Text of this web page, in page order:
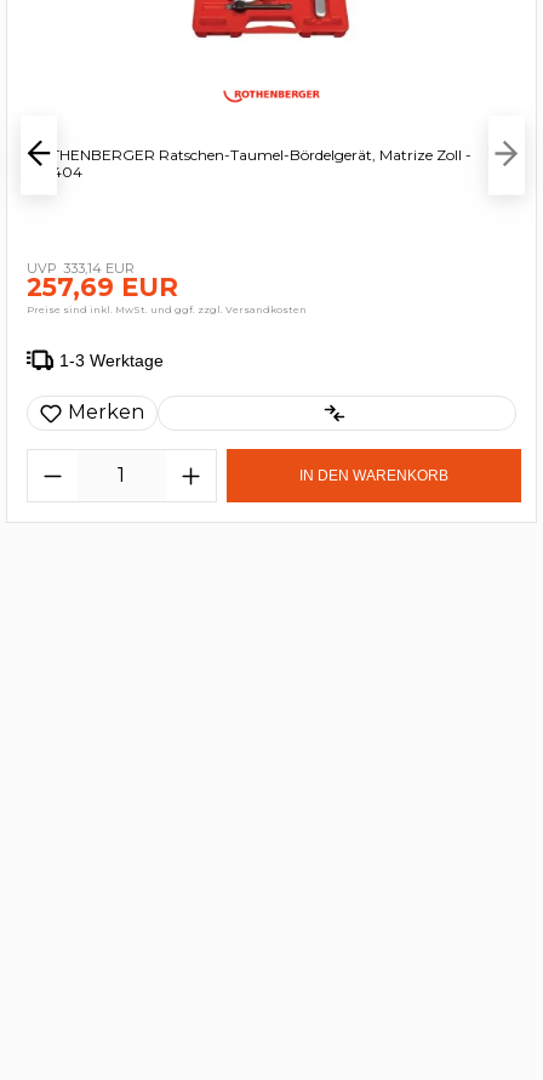
ROTHENBERGER Ratschen-Taumel-Bördelgerät, Matrize Zoll -
222404
333,14 EUR
257,69 EUR
Preise sind inkl. MwSt. und ggf. zzgl. Versandkosten
1-3 Werktage
Merken
IN DEN WARENKORB